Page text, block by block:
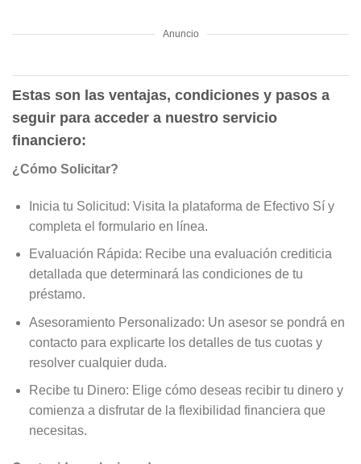
Anuncio
Estas son las ventajas, condiciones y pasos a
seguir para acceder a nuestro servicio
financiero:
¿Cómo Solicitar?
Inicia tu Solicitud: Visita la plataforma de Efectivo Sí y
completa el formulario en línea.
Evaluación Rápida: Recibe una evaluación crediticia
detallada que determinará las condiciones de tu
préstamo.
Asesoramiento Personalizado: Un asesor se pondrá en
contacto para explicarte los detalles de tus cuotas y
resolver cualquier duda.
Recibe tu Dinero: Elige cómo deseas recibir tu dinero y
comienza a disfrutar de la flexibilidad financiera que
necesitas.